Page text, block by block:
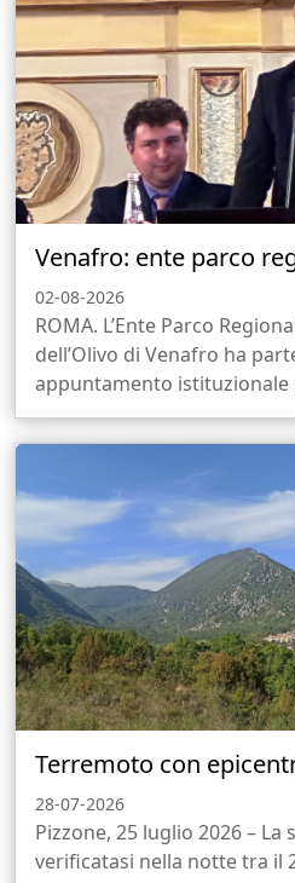
Venafro: ente parco
02-08-2026
ROMA. L’Ente Parco
dell’Olivo di Venafro ha
appuntamento istituzionale
Terremoto con
28-07-2026
Pizzone, 25 luglio 2026 –
verificatasi nella notte tra il